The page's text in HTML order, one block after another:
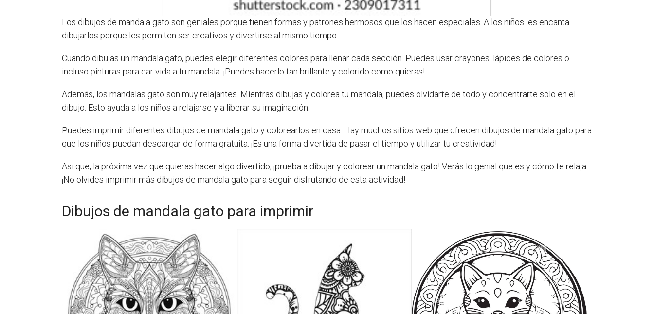
Los dibujos de mandala gato son geniales porque tienen formas y patrones hermosos que los hacen especiales. A los niños les encanta
dibujarlos porque les permiten ser creativos y divertirse al mismo tiempo.
Cuando dibujas un mandala gato, puedes elegir diferentes colores para llenar cada sección. Puedes usar crayones, lápices de colores o
incluso pinturas para dar vida a tu mandala. ¡Puedes hacerlo tan brillante y colorido como quieras!
Además, los mandalas gato son muy relajantes. Mientras dibujas y colorea tu mandala, puedes olvidarte de todo y concentrarte solo en el
dibujo. Esto ayuda a los niños a relajarse y a liberar su imaginación.
Puedes imprimir diferentes dibujos de mandala gato y colorearlos en casa. Hay muchos sitios web que ofrecen dibujos de mandala gato para
que los niños puedan descargar de forma gratuita. ¡Es una forma divertida de pasar el tiempo y utilizar tu creatividad!
Así que, la próxima vez que quieras hacer algo divertido, ¡prueba a dibujar y colorear un mandala gato! Verás lo genial que es y cómo te relaja.
¡No olvides imprimir más dibujos de mandala gato para seguir disfrutando de esta actividad!
Dibujos de mandala gato para imprimir